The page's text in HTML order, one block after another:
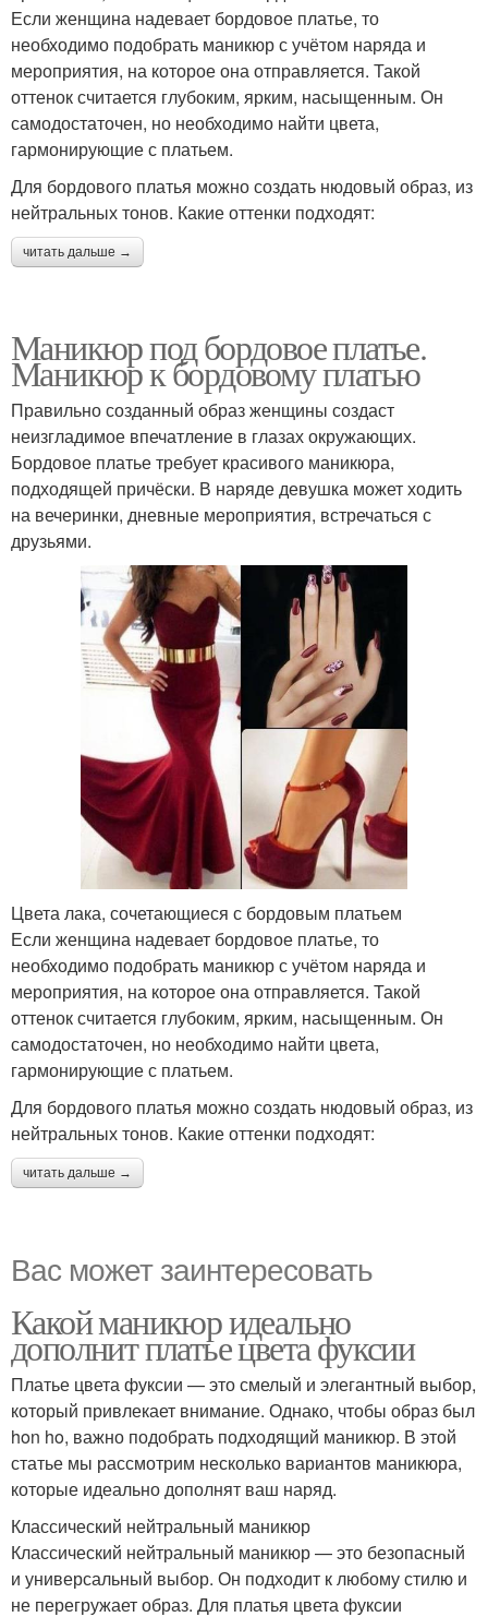
Если женщина надевает бордовое платье, то
необходимо подобрать маникюр с учётом наряда и
мероприятия, на которое она отправляется. Такой
оттенок считается глубоким, ярким, насыщенным. Он
самодостаточен, но необходимо найти цвета,
гармонирующие с платьем.
Для бордового платья можно создать нюдовый образ, из
нейтральных тонов. Какие оттенки подходят:
читать дальше →
Маникюр под бордовое платье.
Маникюр к бордовому платью
Правильно созданный образ женщины создаст
неизгладимое впечатление в глазах окружающих.
Бордовое платье требует красивого маникюра,
подходящей причёски. В наряде девушка может ходить
на вечеринки, дневные мероприятия, встречаться с
друзьями.
Цвета лака, сочетающиеся с бордовым платьем
Если женщина надевает бордовое платье, то
необходимо подобрать маникюр с учётом наряда и
мероприятия, на которое она отправляется. Такой
оттенок считается глубоким, ярким, насыщенным. Он
самодостаточен, но необходимо найти цвета,
гармонирующие с платьем.
Для бордового платья можно создать нюдовый образ, из
нейтральных тонов. Какие оттенки подходят:
читать дальше →
Вас может заинтересовать
Какой маникюр идеально
дополнит платье цвета фуксии
Платье цвета фуксии — это смелый и элегантный выбор,
который привлекает внимание. Однако, чтобы образ был
hon ho, важно подобрать подходящий маникюр. В этой
статье мы рассмотрим несколько вариантов маникюра,
которые идеально дополнят ваш наряд.
Классический нейтральный маникюр
Классический нейтральный маникюр — это безопасный
и универсальный выбор. Он подходит к любому стилю и
не перегружает образ. Для платья цвета фуксии